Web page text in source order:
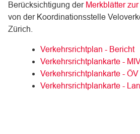
Berücksichtigung der Merkblätter
von der Koordinationsstelle
Zürich.
Verkehrsrichtplan - Bericht
Verkehrsrichtplankarte -
Verkehrsrichtplankarte - ÖV
Verkehrsrichtplankarte -